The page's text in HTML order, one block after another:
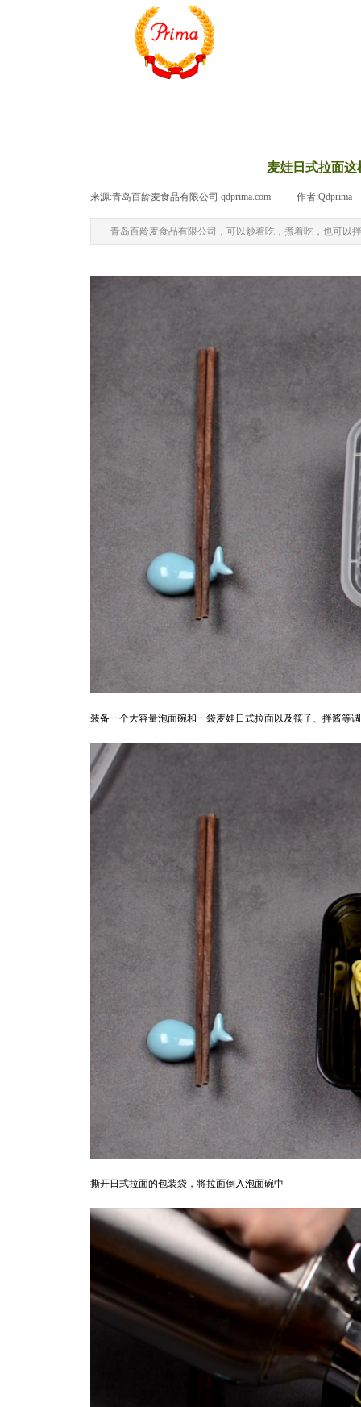
麦娃日式拉面
来源:青岛百龄麦食品有限公司 qdprima.com 作者:Qdprima
青岛百龄麦食品有限公司，可以炒着吃，煮着吃，也可以
装备一个大容量泡面碗和一袋麦娃日式拉面以及筷子、拌酱等
撕开日式拉面的包装袋，将拉面倒入泡面碗中